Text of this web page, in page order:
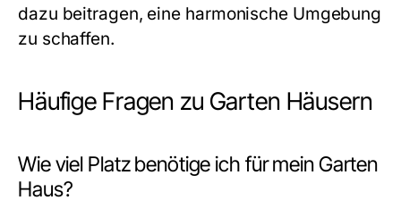
dazu beitragen, eine harmonische Umgebung
zu schaffen.
Häufige Fragen zu Garten Häusern
Wie viel Platz benötige ich für mein Garten
Haus?